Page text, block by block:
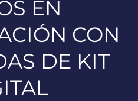
EN
CON
DE KIT